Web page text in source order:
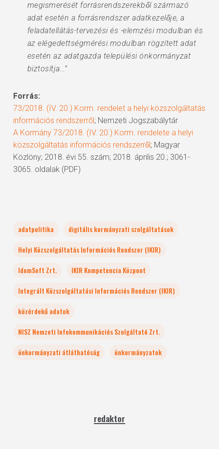
megismerését forrásrendszerekből származó
adat esetén a forrásrendszer adatkezelője, a
feladatellátás-tervezési és -elemzési modulban és
az elégedettségmérési modulban rögzített adat
esetén az adatgazda települési önkormányzat
biztosítja…”
Forrás:
73/2018. (IV. 20.) Korm. rendelet a helyi közszolgáltatás
információs rendszerről; Nemzeti Jogszabálytár
A Kormány 73/2018. (IV. 20.) Korm. rendelete a helyi
közszolgáltatás információs rendszerről; Magyar
Közlöny; 2018. évi 55. szám; 2018. április 20.; 3061-
3065. oldalak (PDF)
adatpolitika
digitális kormányzati szolgáltatások
Helyi Közszolgáltatás Információs Rendszer (IKIR)
IdomSoft Zrt.
IKIR Kompetencia Központ
Integrált Közszolgáltatási Információs Rendszer (IKIR)
közérdekű adatok
NISZ Nemzeti Infokommunikációs Szolgáltató Zrt.
önkormányzati átláthatóság
önkormányzatok
redaktor